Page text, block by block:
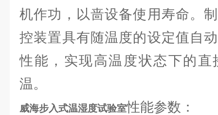
机作功，以啬设备使用寿命。
控装置具有随温度的设定值自
性能，实现高温度状态下的直
温。
威海步入式温湿度试验室性能参数：